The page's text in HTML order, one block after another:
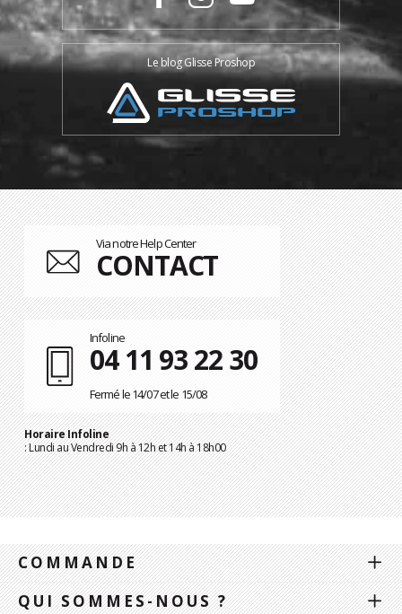
Le blog Glisse Proshop
Via notre Help Center
CONTACT
Infoline
04 11 93 22 30
Fermé le 14/07 et le 15/08
Horaire Infoline
: Lundi au Vendredi 9h à 12h et 14h à 18h00
COMMANDE
QUI SOMMES-NOUS ?